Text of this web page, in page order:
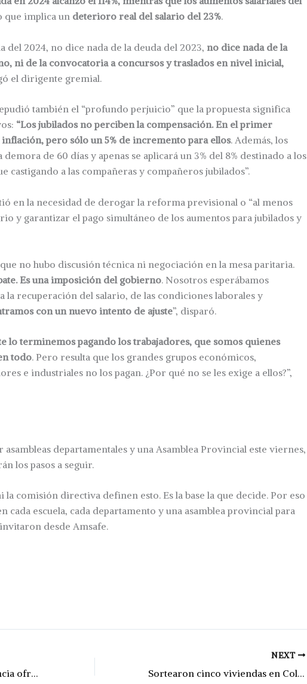
que implica un deterioro real del salario del 23%.
del 2024, no dice nada de la deuda del 2023, no dice nada de la
ni de la convocatoria a concursos y traslados en nivel inicial,
el dirigente gremial.
también el “profundo perjuicio” que la propuesta significa
“Los jubilados no perciben la compensación. En el primer
pero sólo un 5% de incremento para ellos. Además, los
de 60 días y apenas se aplicará un 3% del 8% destinado a los
castigando a las compañeras y compañeros jubilados”.
en la necesidad de derogar la reforma previsional o “al menos
y garantizar el pago simultáneo de los aumentos para jubilados y
no hubo discusión técnica ni negociación en la mesa paritaria.
Es una imposición del gobierno. Nosotros esperábamos
la recuperación del salario, de las condiciones laborales y
con un nuevo intento de ajuste”, disparó.
lo terminemos pagando los trabajadores, que somos quienes
todo. Pero resulta que los grandes grupos económicos,
e industriales no los pagan. ¿Por qué no se les exige a ellos?”,
departamentales y una Asamblea Provincial este viernes,
los pasos a seguir.
comisión directiva definen esto. Es la base la que decide. Por eso
cada escuela, cada departamento y una asamblea provincial para
desde Amsafe.
Paritaria central: la Provincia ofreció un aumento del 8% en tres tramos
NEXT
Sortearon cinco viviendas en Colonia Belgrano